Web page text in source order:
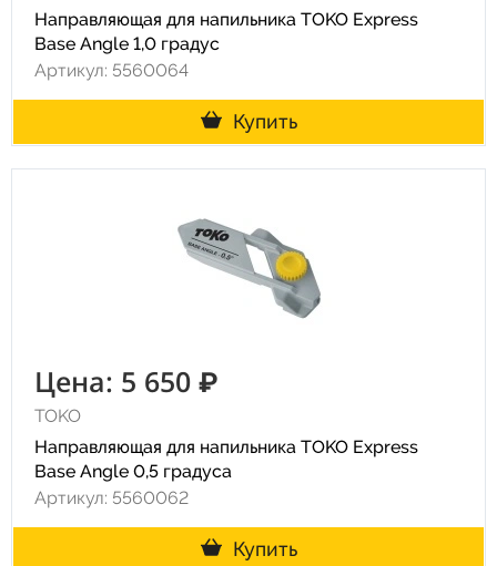
Направляющая для напильника TOKO Express
Base Angle 1,0 градус
Артикул: 5560064
Купить
Цена: 5 650 ₽
TOKO
Направляющая для напильника TOKO Express
Base Angle 0,5 градуса
Артикул: 5560062
Купить